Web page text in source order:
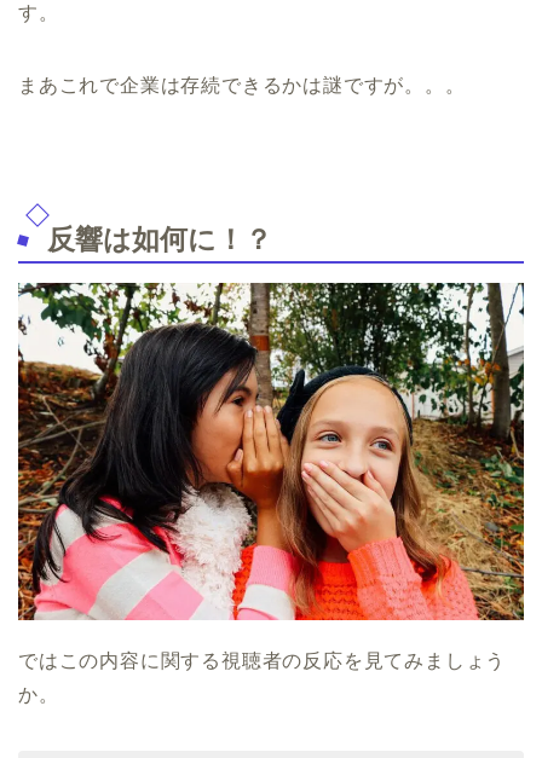
す。
まあこれで企業は存続できるかは謎ですが。。。
反響は如何に！？
ではこの内容に関する視聴者の反応を見てみましょう
か。